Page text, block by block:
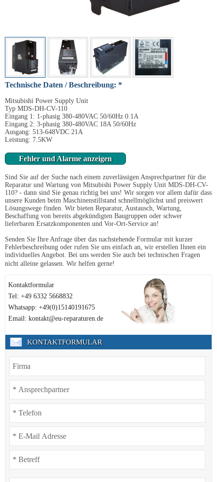
Technische Daten / Beschreibung: *
Mitsubishi Power Supply Unit
Typ MDS-DH-CV-110
Eingang 1: 1-phasig 380-480VAC 50/60Hz 0.1A
Eingang 2: 3-phasig 380-480VAC 18A 50/60Hz
Ausgang: 513-648VDC 21A
Leistung: 7.5KW
Fehler und Alarme anzeigen
Sind Sie auf der Suche nach einem zuverlässigen Ansprechpartner für die
Reparatur und Wartung von Mitsubishi Power Supply Unit MDS-DH-CV-
110? - dann sind Sie genau richtig bei uns! Wir sorgen vor allem dafür dass
unsere Kunden beim Maschinenstillstand schnellmöglichst und preiswert
Lösungswege finden. Wir bieten Reparatur, Austausch, Wartung,
Beschaffung von bereits abgekündigten Baugruppen oder schwer
lieferbaren Ersatzkomponenten und Vor-Ort-Service an!
Senden Sie Ihre Anfrage über das nachstehende Formular mit kurzer
Fehlerbeschreibung oder rufen Sie uns einfach an, wir erstellen Ihnen ein
individuelles Angebot. Bei uns werden Sie auch bei technischen Fragen
nicht alleine gelassen. Wir helfen gerne!
Kontaktformular
Tel: +49 6332 5668832
Whatsapp: +49(0)15140191675
Email: kontakt@eu-reparaturen.de
KONTAKTFORMULAR